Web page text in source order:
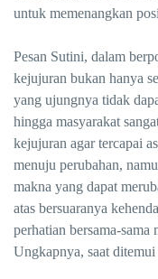
untuk memenangkan
Pesan Sutini, dalam
kejujuran bukan hanya
yang ujungnya tidak
hingga masyarakat
kejujuran agar tercapai
menuju perubahan,
makna yang dapat
atas bersuaranya
perhatian bersama-
Ungkapnya, saat